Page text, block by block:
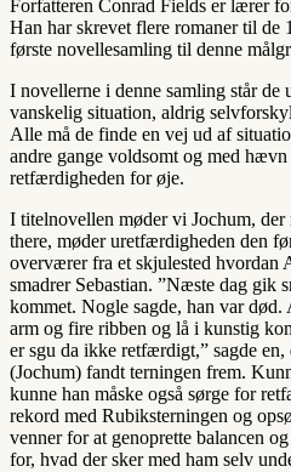
Forfatteren Conrad Fields er lærer
Han har skrevet flere romaner til de
første novellesamling til denne
I novellerne i denne samling står de
vanskelig situation, aldrig
Alle må de finde en vej ud af
andre gange voldsomt og med
retfærdigheden for øje.
I titelnovellen møder vi Jochum,
there, møder uretfærdigheden den
overværer fra et skjulested hvordan
smadrer Sebastian. ”Næste dag gik
kommet. Nogle sagde, han var
arm og fire ribben og lå i kunstig
er sgu da ikke retfærdigt,” sagde
(Jochum) fandt terningen frem.
kunne han måske også sørge for
rekord med Rubiksterningen og
venner for at genoprette balancen
for, hvad der sker med ham selv